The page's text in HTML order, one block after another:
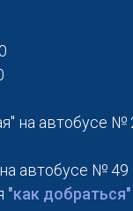
на автобусе
автобусе № 49
"как добраться"